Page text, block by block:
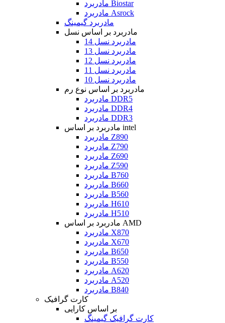
مادربرد Biostar
مادربرد Asrock
مادربرد گیمینگ
مادربرد بر اساس نسل
مادربرد نسل 14
مادربرد نسل 13
مادربرد نسل 12
مادربرد نسل 11
مادربرد نسل 10
مادربرد بر اساس نوع رم
مادربرد DDR5
مادربرد DDR4
مادربرد DDR3
مادربرد بر اساس intel
مادربرد Z890
مادربرد Z790
مادربرد Z690
مادربرد Z590
مادربرد B760
مادربرد B660
مادربرد B560
مادربرد H610
مادربرد H510
مادربرد بر اساس AMD
مادربرد X870
مادربرد X670
مادربرد B650
مادربرد B550
مادربرد A620
مادربرد A520
مادربرد B840
کارت گرافیک
بر اساس کارایی
کارت گرافیک گیمینگ